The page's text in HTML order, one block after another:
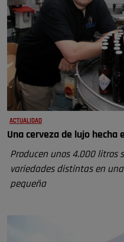
ACTUALIDAD
Una cerveza de lujo hecha
Producen unos 4.000 litros
variedades distintas en
pequeña